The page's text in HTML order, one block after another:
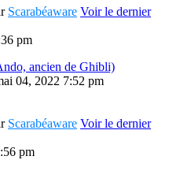
Scarabéaware Voir le dernier
pm
ancien de Ghibli)
04, 2022 7:52 pm
Scarabéaware Voir le dernier
pm